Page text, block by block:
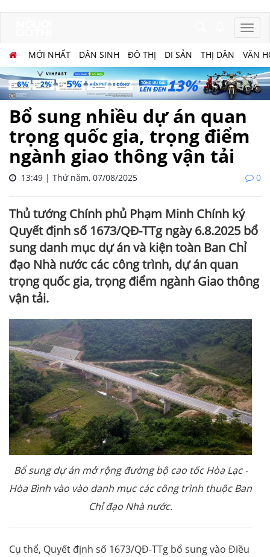
MỚI NHẤT DÂN SINH ĐÔ THỊ DI SẢN THỊ DÂN VĂN
Bổ sung nhiều dự án quan
trọng quốc gia, trọng điểm
ngành giao thông vận tải
13:49 | Thứ năm, 07/08/2025 0
Thủ tướng Chính phủ Phạm Minh Chính ký
Quyết định số 1673/QĐ-TTg ngày 6.8.2025 bổ
sung danh mục dự án và kiện toàn Ban Chỉ
đạo Nhà nước các công trình, dự án quan
trọng quốc gia, trọng điểm ngành Giao thông
vận tải.
Bổ sung dự án mở rộng đường bộ cao tốc Hòa Lạc -
Hòa Bình vào vào danh mục các công trình thuộc Ban
Chỉ đạo Nhà nước.
Cụ thể, Quyết định số 1673/QĐ-TTg bổ sung vào Điều